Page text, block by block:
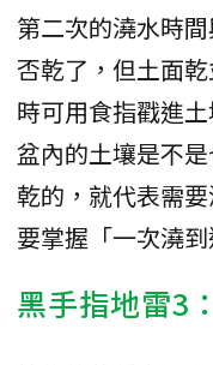
第二次的澆水時
否乾了，但土面
時可用食指戳進
盆內的土壤是不
乾的，就代表需
要掌握「一次澆
黑手指地雷3